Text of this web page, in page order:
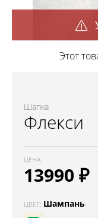
Этот
Шапка
Флекси
ЦЕНА
13990 ₽
ЦВЕТ: Шампань